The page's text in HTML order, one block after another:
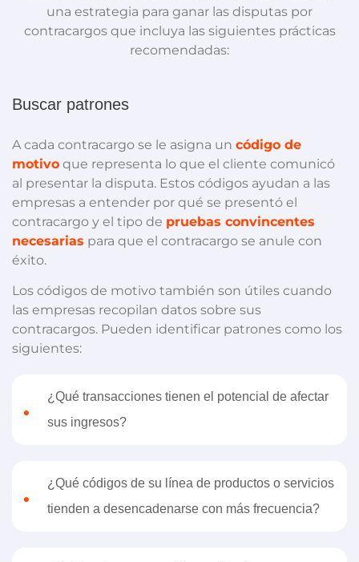
una estrategia para ganar las disputas por
contracargos que incluya las siguientes prácticas
recomendadas:
Buscar patrones
A cada contracargo se le asigna un código de
motivo que representa lo que el cliente comunicó
al presentar la disputa. Estos códigos ayudan a las
empresas a entender por qué se presentó el
contracargo y el tipo de pruebas convincentes
necesarias para que el contracargo se anule con
éxito.
Los códigos de motivo también son útiles cuando
las empresas recopilan datos sobre sus
contracargos. Pueden identificar patrones como los
siguientes:
•
¿Qué transacciones tienen el potencial de afectar
sus ingresos?
•
¿Qué códigos de su línea de productos o servicios
tienden a desencadenarse con más frecuencia?